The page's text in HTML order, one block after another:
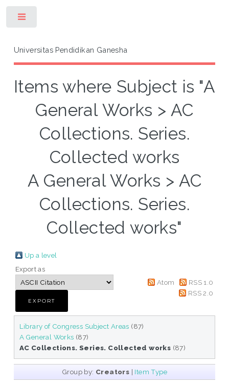
Universitas Pendidikan Ganesha
Items where Subject is "A
General Works > AC
Collections. Series.
Collected works
A General Works > AC
Collections. Series.
Collected works"
Up a level
Export as
Atom
RSS 1.0
RSS 2.0
Library of Congress Subject Areas (87)
A General Works (87)
AC Collections. Series. Collected works (87)
Group by: Creators | Item Type